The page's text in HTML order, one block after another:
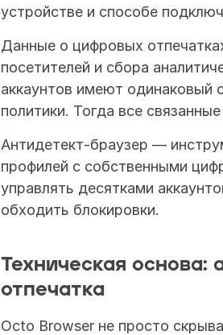
устройстве и способе
Данные о цифровых
посетителей и сбора
аккаунтов имеют одинаковый
политики. Тогда все
Антидетект-браузер —
профилей с собственными
управлять десятками
обходить блокировки.
Техническая основа:
отпечатка
Octo Browser не просто